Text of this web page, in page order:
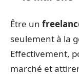
Être un
seulement à la
Effectivement,
marché et